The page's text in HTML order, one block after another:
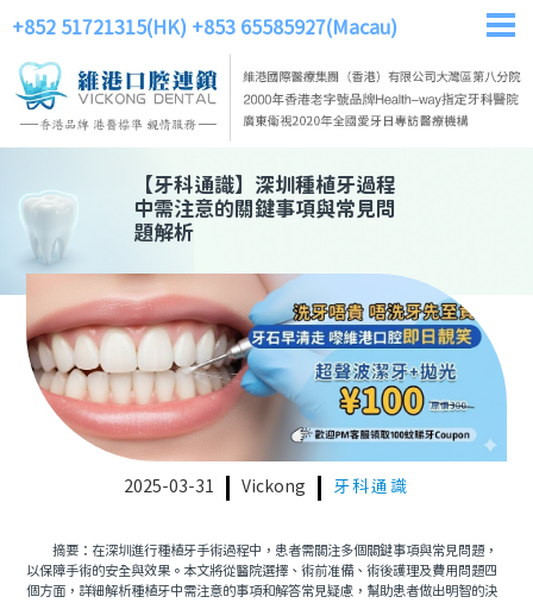
+852 51721315(HK) +853 65585927(Macau)
【牙科通識】 深圳種植牙過程
中需注意的關鍵事項與常見問
題解析
2025-03-31 Vickong 牙科通識
摘要：在深圳進行種植牙手術過程中，患者需關注多個關鍵事項與常見問題，
以保障手術的安全與效果。本文將從醫院選擇、術前准備、術後護理及費用問題四
個方面，詳細解析種植牙中需注意的事項和解答常見疑慮，幫助患者做出明智的決